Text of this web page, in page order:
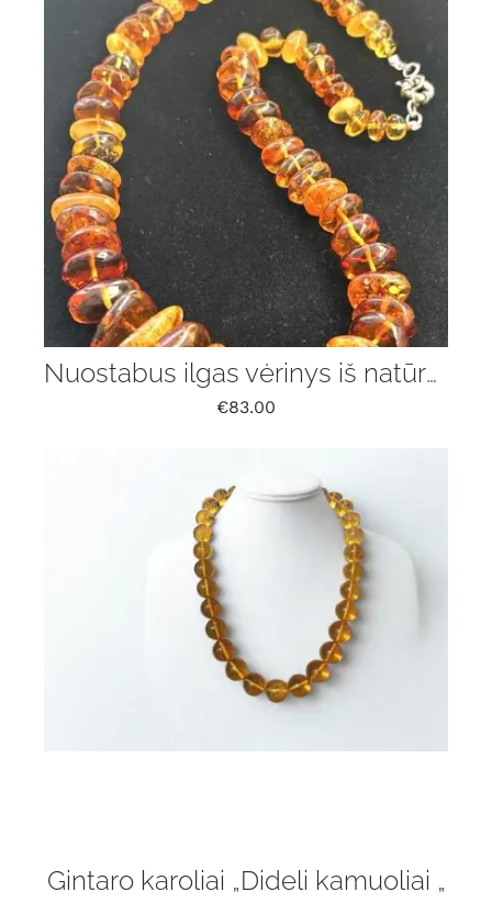
Nuostabus ilgas vėrinys iš natūralaus Baltijos gintaro
€83.00
Gintaro karoliai „Dideli kamuoliai „